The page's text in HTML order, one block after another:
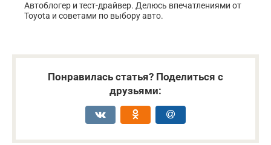
Автоблогер и тест-драйвер. Делюсь впечатлениями от
Toyota и советами по выбору авто.
Понравилась статья? Поделиться с
друзьями: